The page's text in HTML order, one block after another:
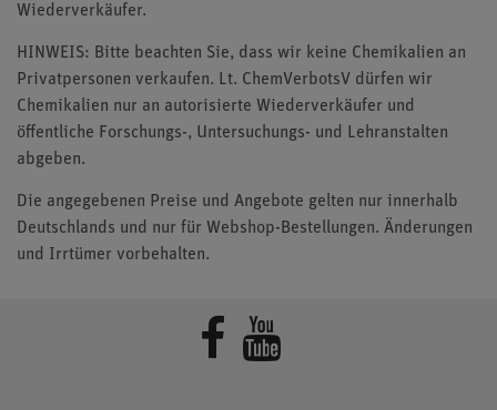
Wiederverkäufer.
HINWEIS: Bitte beachten Sie, dass wir keine Chemikalien an
Privatpersonen verkaufen. Lt. ChemVerbotsV dürfen wir
Chemikalien nur an autorisierte Wiederverkäufer und
öffentliche Forschungs-, Untersuchungs- und Lehranstalten
abgeben.
Die angegebenen Preise und Angebote gelten nur innerhalb
Deutschlands und nur für Webshop-Bestellungen. Änderungen
und Irrtümer vorbehalten.